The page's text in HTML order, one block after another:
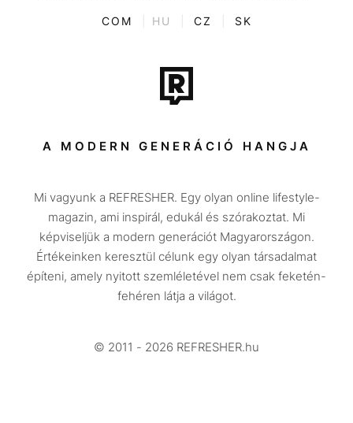
ENTR
Tech-Tudomány
Sport
Társadalom
Utazás
Életmód
Design
Beszélgetések
Videó
COM HU CZ SK
A MODERN GENERÁCIÓ HANGJA
Mi vagyunk a REFRESHER. Egy olyan online lifestyle-
magazin, ami inspirál, edukál és szórakoztat. Mi
képviseljük a modern generációt Magyarországon.
Értékeinken keresztül célunk egy olyan társadalmat
építeni, amely nyitott szemléletével nem csak feketén-
fehéren látja a világot.
© 2011 - 2026 REFRESHER.hu